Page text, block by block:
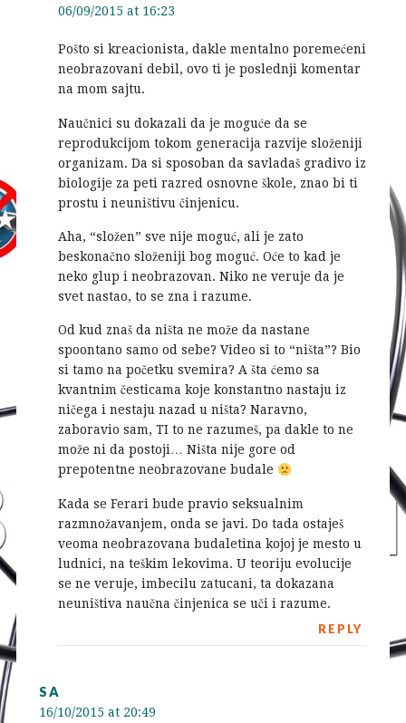
06/09/2015 at 16:23
Pošto si kreacionista, dakle mentalno poremećeni
neobrazovani debil, ovo ti je poslednji komentar
na mom sajtu.
Naučnici su dokazali da je moguće da se
reprodukcijom tokom generacija razvije složeniji
organizam. Da si sposoban da savladaš gradivo iz
biologije za peti razred osnovne škole, znao bi ti
prostu i neuništivu činjenicu.
Aha, “složen” sve nije moguć, ali je zato
beskonačno složeniji bog moguć. Oće to kad je
neko glup i neobrazovan. Niko ne veruje da je
svet nastao, to se zna i razume.
Od kud znaš da ništa ne može da nastane
spoontano samo od sebe? Video si to “ništa”? Bio
si tamo na početku svemira? A šta ćemo sa
kvantnim česticama koje konstantno nastaju iz
ničega i nestaju nazad u ništa? Naravno,
zaboravio sam, TI to ne razumeš, pa dakle to ne
može ni da postoji… Ništa nije gore od
prepotentne neobrazovane budale
Kada se Ferari bude pravio seksualnim
razmnožavanjem, onda se javi. Do tada ostaješ
veoma neobrazovana budaletina kojoj je mesto u
ludnici, na teškim lekovima. U teoriju evolucije
se ne veruje, imbecilu zatucani, ta dokazana
neuništiva naučna činjenica se uči i razume.
REPLY
SA
16/10/2015 at 20:49